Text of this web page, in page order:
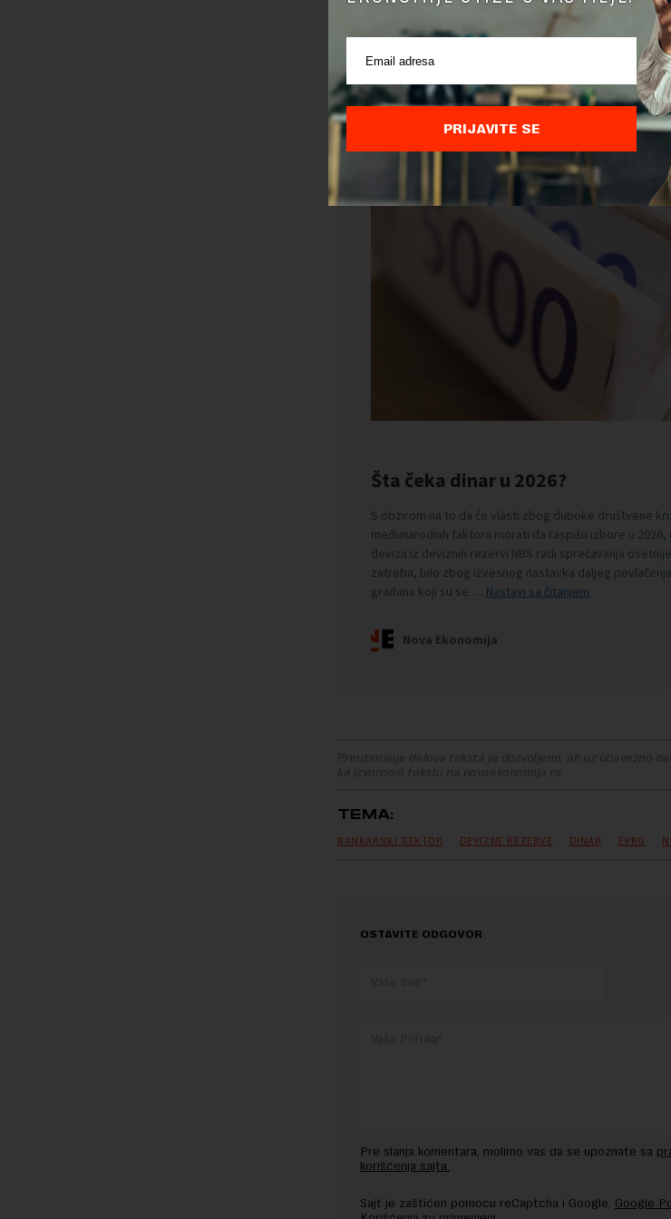
Samo tokom prva četiri meseca 2026.
za oko 1,5 tona, pri čemu je njihova vrednost
delom zahvaljujući kupovinama na domaćem
cene zlata i jačanja dolara na globalnim
Preuzimanje delova teksta je dozvoljeno, ali uz obavezno
ka izvornom tekstu na novaekonomija.rs
TEMA:
BANKARSKI SEKTOR DEVIZNE REZERVE DINAR EVRO
OSTAVITE ODGOVOR
Pre slanja komentara, molimo vas da se upoznate sa
korišćenja sajta.
Sajt je zaštićen pomocu reCaptcha i Google. Google
PRIJAVITE SE